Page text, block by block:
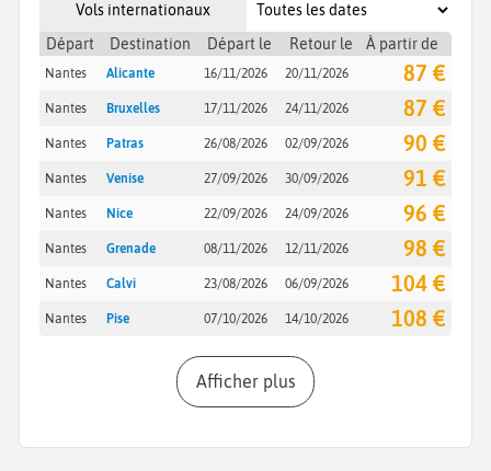
Vols internationaux
Départ
Destination Départ le Retour le À partir de
Nantes Alicante 16/11/2026 20/11/2026 87 €
Nantes Bruxelles 17/11/2026 24/11/2026 87 €
Nantes Patras 26/08/2026 02/09/2026 90 €
Nantes Venise 27/09/2026 30/09/2026 91 €
Nantes Nice 22/09/2026 24/09/2026 96 €
Nantes Grenade 08/11/2026 12/11/2026 98 €
Nantes Calvi 23/08/2026 06/09/2026 104 €
Nantes Pise 07/10/2026 14/10/2026 108 €
Afficher plus